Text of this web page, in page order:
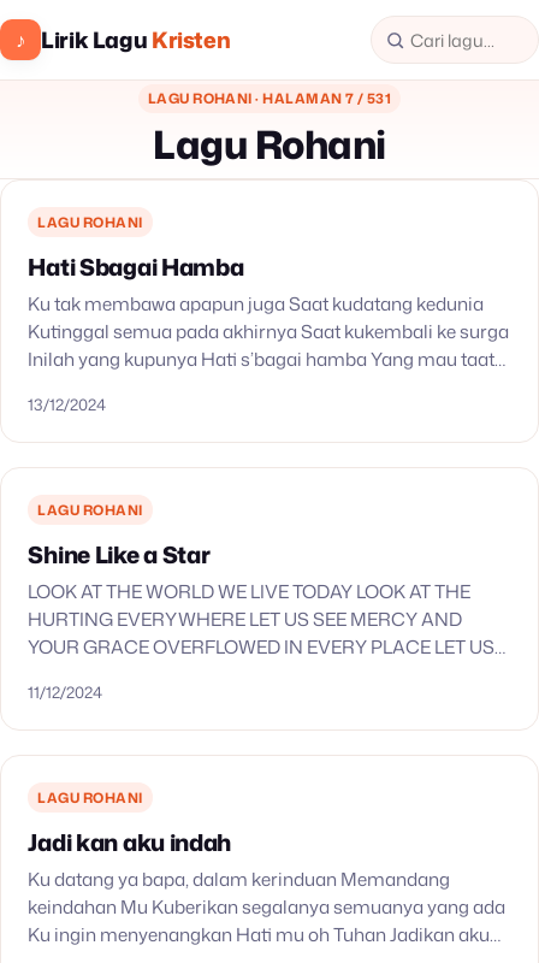
♪ Lirik LaguKristen
LAGU ROHANI · HALAMAN 7 / 531
Lagu Rohani
LAGU ROHANI
Hati Sbagai Hamba
Ku tak membawa apapun juga Saat kudatang kedunia
Kutinggal semua pada akhirnya Saat kukembali ke surga
Inilah yang kupunya Hati s’bagai hamba Yang mau taat
13/12/2024
LAGU ROHANI
Shine Like a Star
LOOK AT THE WORLD WE LIVE TODAY LOOK AT THE
HURTING EVERYWHERE LET US SEE MERCY AND
YOUR GRACE OVERFLOWED IN EVERY PLACE LET US
11/12/2024
LAGU ROHANI
Jadi kan aku indah
Ku datang ya bapa, dalam kerinduan Memandang
keindahan Mu Kuberikan segalanya semuanya yang ada
Ku ingin menyenangkan Hati mu oh Tuhan Jadikan aku